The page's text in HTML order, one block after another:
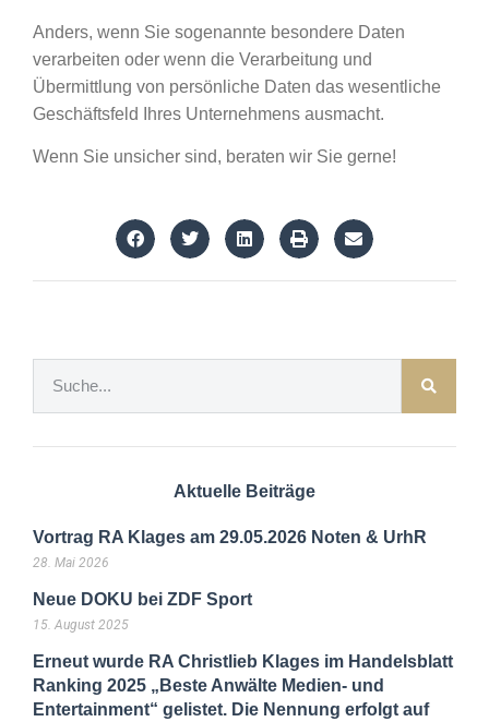
Anders, wenn Sie sogenannte besondere Daten
verarbeiten oder wenn die Verarbeitung und
Übermittlung von persönliche Daten das wesentliche
Geschäftsfeld Ihres Unternehmens ausmacht.
Wenn Sie unsicher sind, beraten wir Sie gerne!
Aktuelle Beiträge
Vortrag RA Klages am 29.05.2026 Noten & UrhR
28. Mai 2026
Neue DOKU bei ZDF Sport
15. August 2025
Erneut wurde RA Christlieb Klages im Handelsblatt
Ranking 2025 „Beste Anwälte Medien- und
Entertainment“ gelistet. Die Nennung erfolgt auf